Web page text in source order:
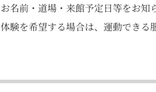
お名前・道場・来館予定日等をお知
体験を希望する場合は、運動できる